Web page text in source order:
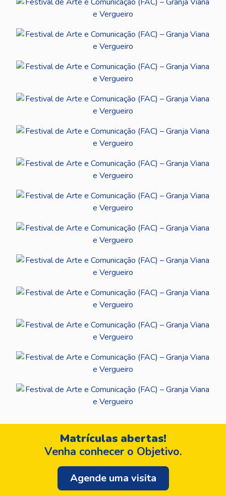
Matrículas abertas!
Venha conhecer o Objetivo.
Agende uma visita